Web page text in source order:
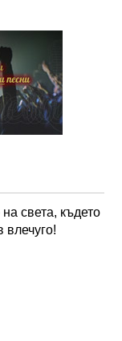
света, където
влечуго!